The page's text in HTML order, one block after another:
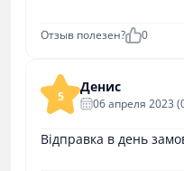
Отзыв полезен? 0
5
Денис
06 апреля 2023
Відправка в день